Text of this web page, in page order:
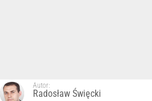
Autor:
Radosław Święcki